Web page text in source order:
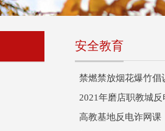
安全教育
禁燃禁放烟花爆竹倡
2021年磨店职教城
高教基地反电诈网课